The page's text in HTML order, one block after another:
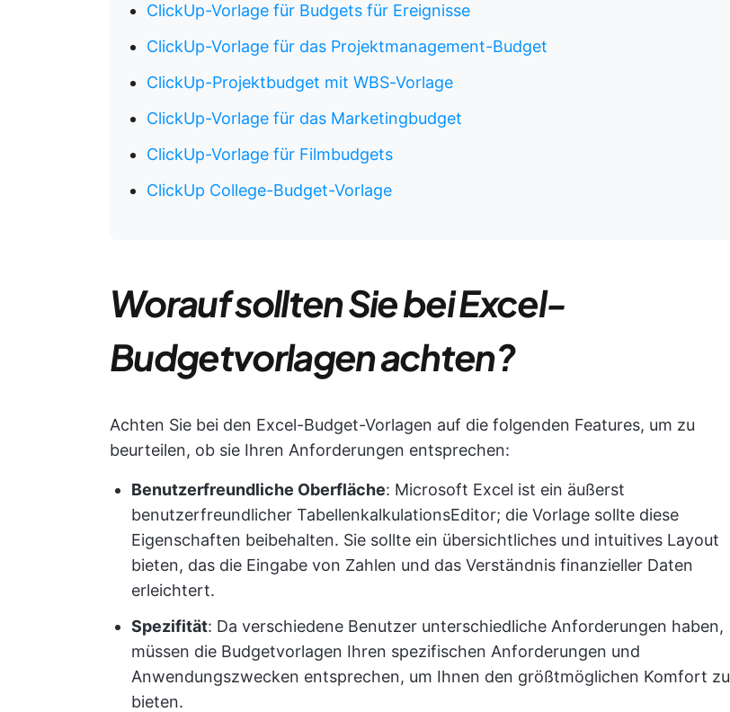
ClickUp-Vorlage für Budgets für Ereignisse
ClickUp-Vorlage für das Projektmanagement-Budget
ClickUp-Projektbudget mit WBS-Vorlage
ClickUp-Vorlage für das Marketingbudget
ClickUp-Vorlage für Filmbudgets
ClickUp College-Budget-Vorlage
Worauf sollten Sie bei Excel-
Budgetvorlagen achten?
Achten Sie bei den Excel-Budget-Vorlagen auf die folgenden Features, um zu
beurteilen, ob sie Ihren Anforderungen entsprechen:
Benutzerfreundliche Oberfläche: Microsoft Excel ist ein äußerst
benutzerfreundlicher TabellenkalkulationsEditor; die Vorlage sollte diese
Eigenschaften beibehalten. Sie sollte ein übersichtliches und intuitives Layout
bieten, das die Eingabe von Zahlen und das Verständnis finanzieller Daten
erleichtert.
Spezifität: Da verschiedene Benutzer unterschiedliche Anforderungen haben,
müssen die Budgetvorlagen Ihren spezifischen Anforderungen und
Anwendungszwecken entsprechen, um Ihnen den größtmöglichen Komfort zu
bieten.